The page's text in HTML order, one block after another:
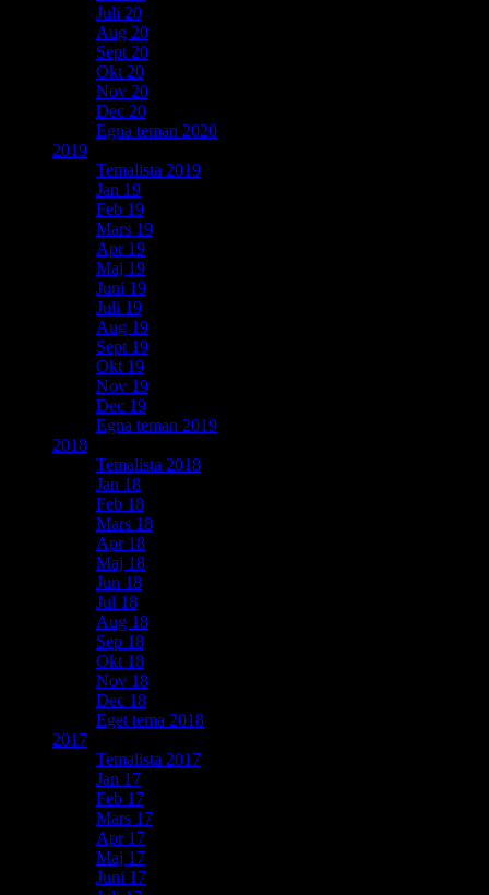
Juli 20
Aug 20
Sept 20
Okt 20
Nov 20
Dec 20
Egna teman 2020
2019
Temalista 2019
Jan 19
Feb 19
Mars 19
Apr 19
Maj 19
Juni 19
Juli 19
Aug 19
Sept 19
Okt 19
Nov 19
Dec 19
Egna teman 2019
2018
Temalista 2018
Jan 18
Feb 18
Mars 18
Apr 18
Maj 18
Jun 18
Jul 18
Aug 18
Sep 18
Okt 18
Nov 18
Dec 18
Eget tema 2018
2017
Temalista 2017
Jan 17
Feb 17
Mars 17
Apr 17
Maj 17
Juni 17